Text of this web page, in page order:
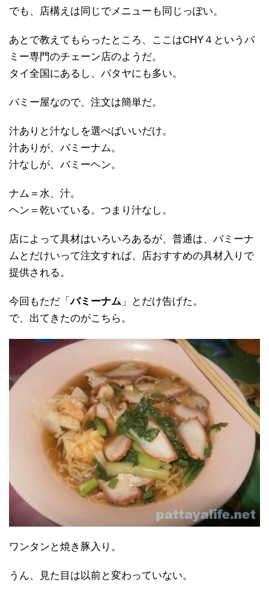
でも、店構えは同じでメニューも同じっぽい。
あとで教えてもらったところ、ここはCHY４というバ
ミー専門のチェーン店のようだ。
タイ全国にあるし、パタヤにも多い。
バミー屋なので、注文は簡単だ。
汁ありと汁なしを選べばいいだけ。
汁ありが、バミーナム。
汁なしが、バミーヘン。
ナム＝水、汁。
ヘン＝乾いている。つまり汁なし。
店によって具材はいろいろあるが、普通は、バミーナ
ムとだけいって注文すれば、店おすすめの具材入りで
提供される。
今回もただ「バミーナム 」とだけ告げた。
で、出てきたのがこちら。
ワンタンと焼き豚入り。
うん、見た目は以前と変わっていない。